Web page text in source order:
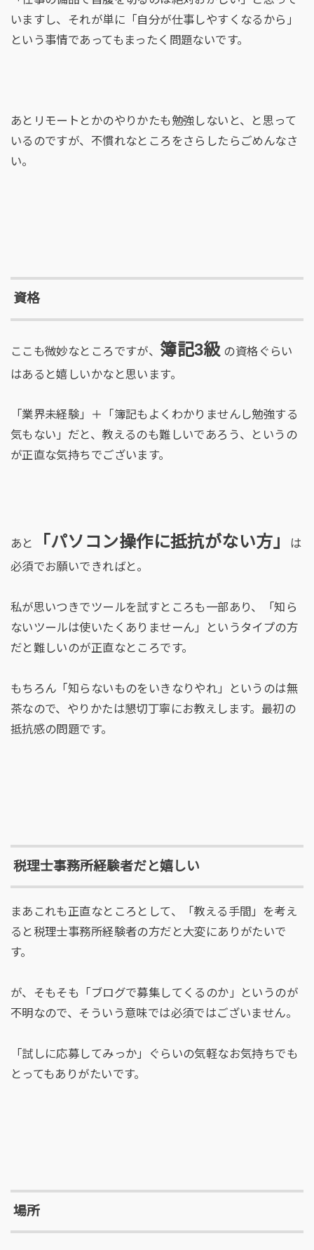
いますし、それが単に「自分が仕事しやすくなるから」
という事情であってもまったく問題ないです。
あとリモートとかのやりかたも勉強しないと、と思って
いるのですが、不慣れなところをさらしたらごめんなさ
い。
資格
ここも微妙なところですが、 簿記3級 の資格ぐらい
はあると嬉しいかなと思います。
「業界未経験」＋「簿記もよくわかりませんし勉強する
気もない」だと、教えるのも難しいであろう、というの
が正直な気持ちでございます。
あと 「パソコン操作に抵抗がない方」
は
必須でお願いできればと。
私が思いつきでツールを試すところも一部あり、「知ら
ないツールは使いたくありませーん」というタイプの方
だと難しいのが正直なところです。
もちろん「知らないものをいきなりやれ」というのは無
茶なので、やりかたは懇切丁寧にお教えします。最初の
抵抗感の問題です。
税理士事務所経験者だと嬉しい
まあこれも正直なところとして、「教える手間」を考え
ると税理士事務所経験者の方だと大変にありがたいで
す。
が、そもそも「ブログで募集してくるのか」というのが
不明なので、そういう意味では必須ではございません。
「試しに応募してみっか」ぐらいの気軽なお気持ちでも
とってもありがたいです。
場所